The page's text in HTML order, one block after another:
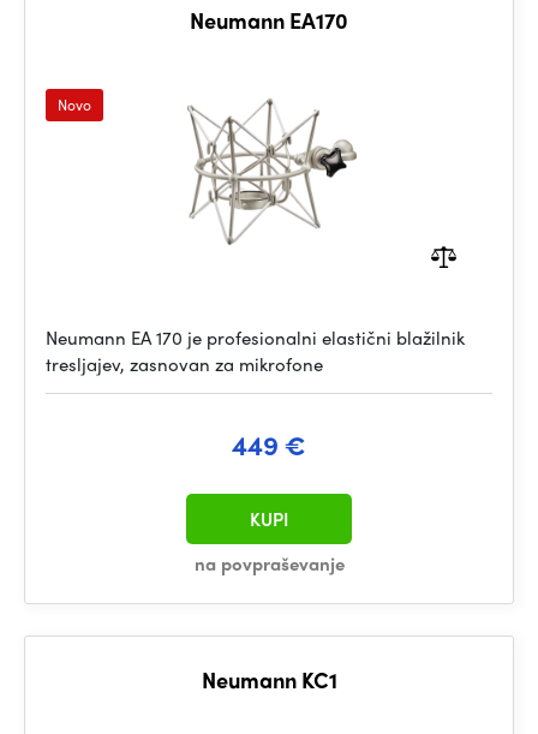
Neumann EA170
Novo
Neumann EA 170 je profesionalni elastični blažilnik
tresljajev, zasnovan za mikrofone
449 €
na povpraševanje
KUPI
Neumann KC1